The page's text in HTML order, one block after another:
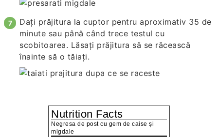
Dați prăjitura la cuptor pentru aproximativ 35 de
minute sau până când trece testul cu
scobitoarea. Lăsați prăjitura să se răcească
înainte să o tăiați.
Nutrition Facts
Negresa de post cu gem de caise și
migdale